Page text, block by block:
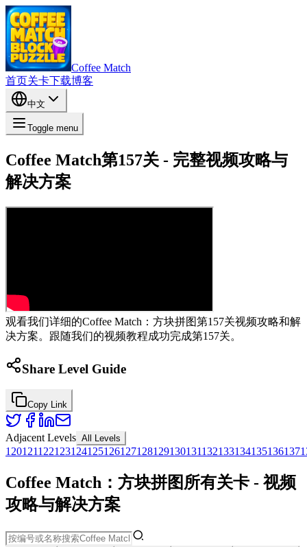
Coffee Match
首页关卡下载博客
中文
Toggle menu
Coffee Match第157关 - 完整视频攻略与
解决方案
观看我们详细的Coffee Match：方块拼图第157关视频攻略和解
决方案。跟随我们的视频教程成功完成第157关。
Share Level Guide
Copy Link
Adjacent Levels All Levels
120121122123124125126127128129130131132133134135136137
Coffee Match：方块拼图所有关卡 - 视频
攻略与解决方案